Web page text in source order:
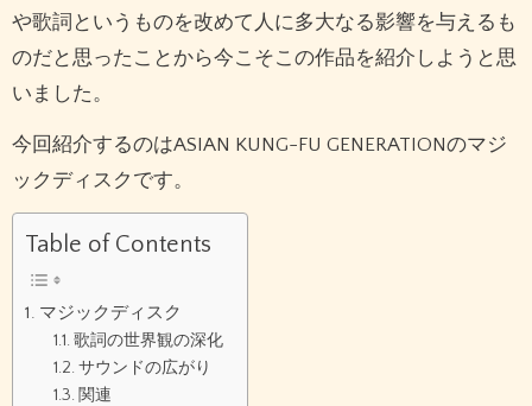
や歌詞というものを改めて人に多大なる影響を与えるも
のだと思ったことから今こそこの作品を紹介しようと思
いました。
今回紹介するのはASIAN KUNG-FU GENERATIONのマジ
ックディスクです。
Table of Contents
マジックディスク
歌詞の世界観の深化
サウンドの広がり
関連